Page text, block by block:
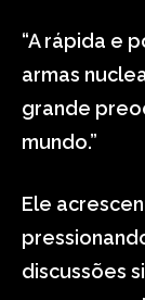
“A rápida e
armas
grande
mundo.”
Ele
discussões